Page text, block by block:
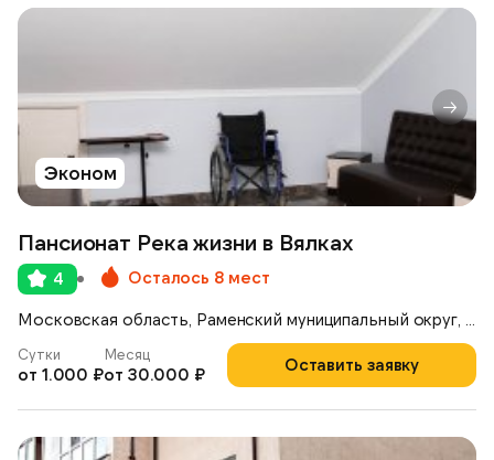
Эконом
Пансионат Река жизни в Вялках
4 Осталось 8 мест
Оставить заявку
Сутки
от 1.000 ₽
Месяц
от 30.000 ₽